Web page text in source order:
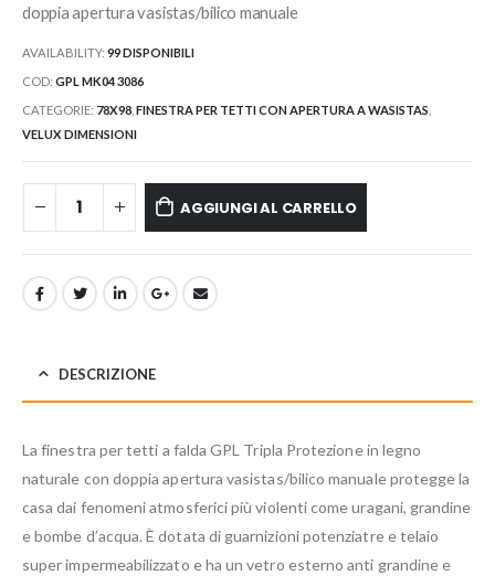
doppia apertura vasistas/bilico manuale
AVAILABILITY: 99 DISPONIBILI
COD: GPL MK04 3086
CATEGORIE: 78X98 FINESTRA PER TETTI CON APERTURA A WASISTAS
VELUX DIMENSIONI
AGGIUNGI AL CARRELLO
DESCRIZIONE
La finestra per tetti a falda GPL Tripla Protezione in legno
naturale con doppia apertura vasistas/bilico manuale protegge la
casa dai fenomeni atmosferici più violenti come uragani, grandine
e bombe d’acqua. È dotata di guarnizioni potenziatre e telaio
super impermeabilizzato e ha un vetro esterno anti grandine e